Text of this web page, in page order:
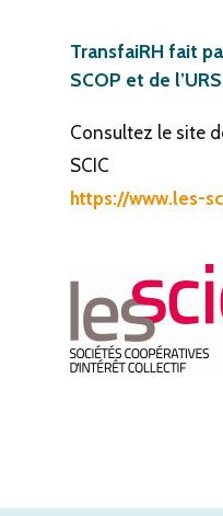
TransfaiRH fait
SCOP et de
Consultez le site
SCIC
https://www.les-